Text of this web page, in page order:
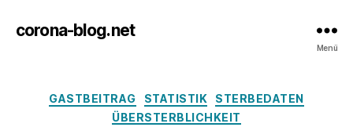
corona-blog.net
Menü
Kategorien
GASTBEITRAG STATISTIK
STERBEDATEN
ÜBERSTERBLICHKEIT